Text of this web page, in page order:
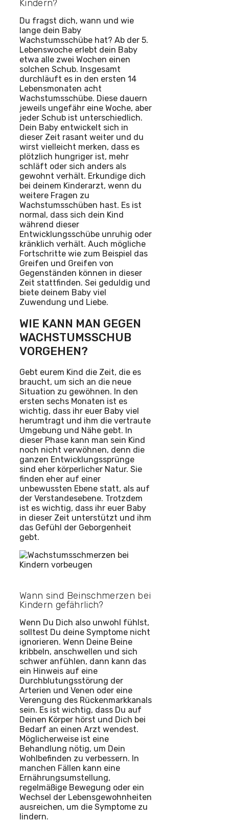
Kindern?
Du fragst dich, wann und wie
lange dein Baby
Wachstumsschübe hat? Ab der 5.
Lebenswoche erlebt dein Baby
etwa alle zwei Wochen einen
solchen Schub. Insgesamt
durchläuft es in den ersten 14
Lebensmonaten acht
Wachstumsschübe. Diese dauern
jeweils ungefähr eine Woche, aber
jeder Schub ist unterschiedlich.
Dein Baby entwickelt sich in
dieser Zeit rasant weiter und du
wirst vielleicht merken, dass es
plötzlich hungriger ist, mehr
schläft oder sich anders als
gewohnt verhält. Erkundige dich
bei deinem Kinderarzt, wenn du
weitere Fragen zu
Wachstumsschüben hast. Es ist
normal, dass sich dein Kind
während dieser
Entwicklungsschübe unruhig oder
kränklich verhält. Auch mögliche
Fortschritte wie zum Beispiel das
Greifen und Greifen von
Gegenständen können in dieser
Zeit stattfinden. Sei geduldig und
biete deinem Baby viel
Zuwendung und Liebe.
WIE KANN MAN GEGEN
WACHSTUMSSCHUB
VORGEHEN?
Gebt eurem Kind die Zeit, die es
braucht, um sich an die neue
Situation zu gewöhnen. In den
ersten sechs Monaten ist es
wichtig, dass ihr euer Baby viel
herumtragt und ihm die vertraute
Umgebung und Nähe gebt. In
dieser Phase kann man sein Kind
noch nicht verwöhnen, denn die
ganzen Entwicklungssprünge
sind eher körperlicher Natur. Sie
finden eher auf einer
unbewussten Ebene statt, als auf
der Verstandesebene. Trotzdem
ist es wichtig, dass ihr euer Baby
in dieser Zeit unterstützt und ihm
das Gefühl der Geborgenheit
gebt.
Wann sind Beinschmerzen bei
Kindern gefährlich?
Wenn Du Dich also unwohl fühlst,
solltest Du deine Symptome nicht
ignorieren. Wenn Deine Beine
kribbeln, anschwellen und sich
schwer anfühlen, dann kann das
ein Hinweis auf eine
Durchblutungsstörung der
Arterien und Venen oder eine
Verengung des Rückenmarkkanals
sein. Es ist wichtig, dass Du auf
Deinen Körper hörst und Dich bei
Bedarf an einen Arzt wendest.
Möglicherweise ist eine
Behandlung nötig, um Dein
Wohlbefinden zu verbessern. In
manchen Fällen kann eine
Ernährungsumstellung,
regelmäßige Bewegung oder ein
Wechsel der Lebensgewohnheiten
ausreichen, um die Symptome zu
lindern.